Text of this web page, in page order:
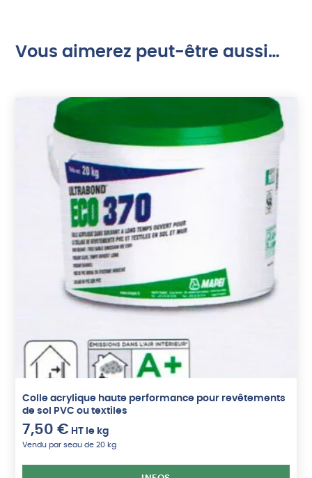
Vous aimerez peut-être aussi…
Colle acrylique haute performance pour revêtements
de sol PVC ou textiles
7,50€ HT le kg
Vendu par seau de 20 kg